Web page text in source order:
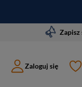
Zapisz
Zaloguj się